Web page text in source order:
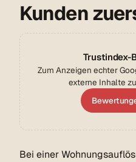
Kunden
Trustindex-
Zum Anzeigen echter
externe Inhalte
Bei einer